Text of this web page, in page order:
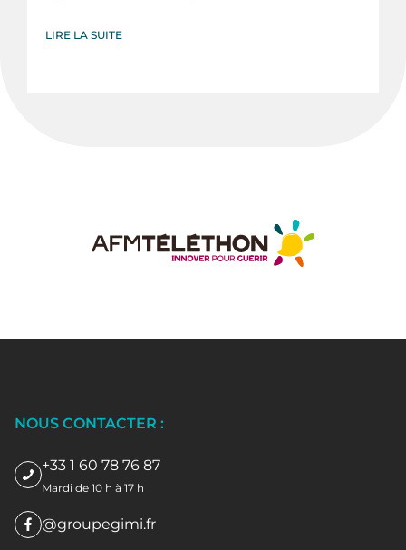
LIRE LA SUITE
NOUS CONTACTER :
+33 1 60 78 76 87
Mardi de 10 h à 17 h
@groupegimi.fr